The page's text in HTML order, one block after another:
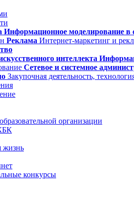
Информационное моделирование в
Реклама Интернет-маркетинг и
интеллекта
Сетевое и системное
Закупочная деятельность,
организации
жизнь
конкурсы